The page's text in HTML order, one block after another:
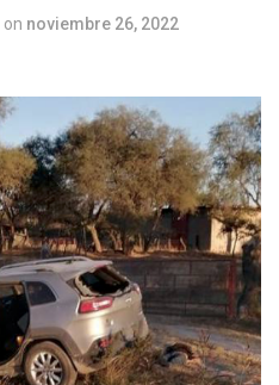
on noviembre 26, 2022